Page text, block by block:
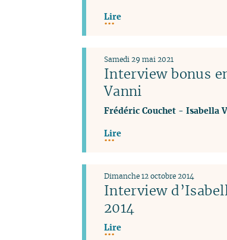
Lire
Interview bonus
Vanni
Samedi 29 mai 2021
Frédéric Couchet- Isabella
Lire
Interview
2014
Dimanche 12 octobre 2014
Lire